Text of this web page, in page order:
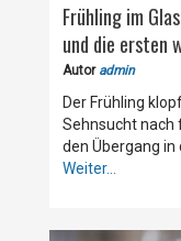
Frühling im
und die ersten
Autor admin
Der Frühling
Sehnsucht nach
den Übergang in
Weiter...